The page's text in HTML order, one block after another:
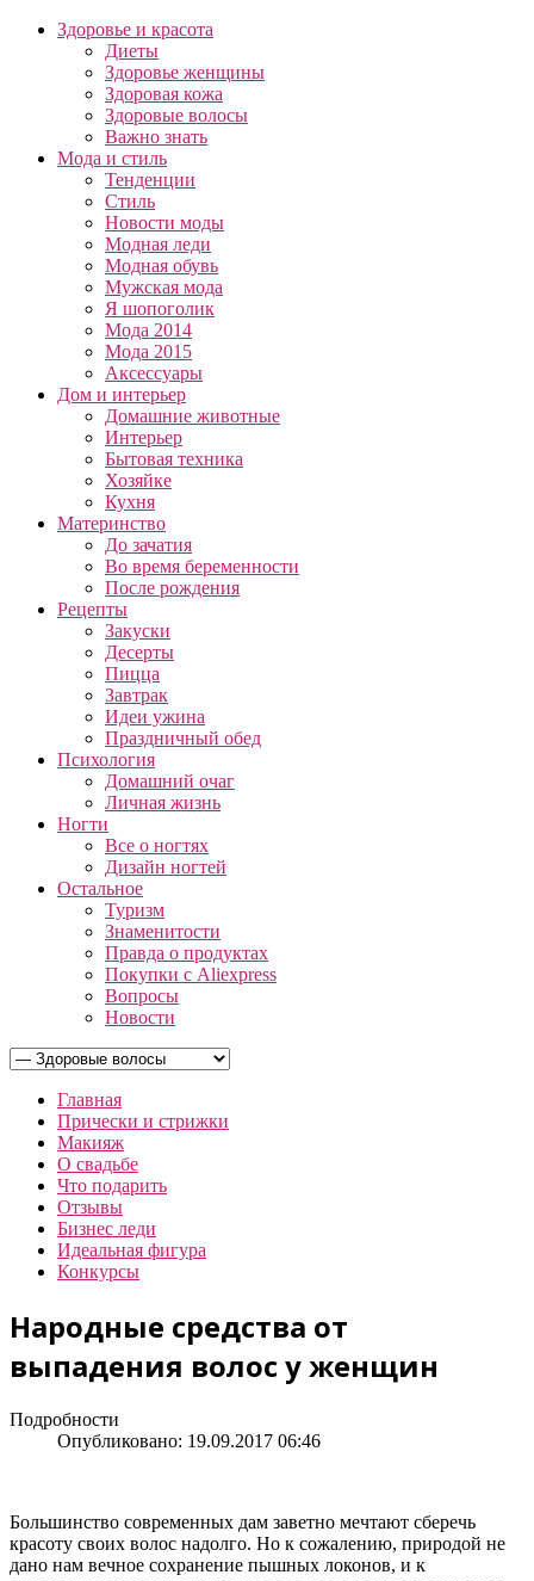
Здоровье и красота
Диеты
Здоровье женщины
Здоровая кожа
Здоровые волосы
Важно знать
Мода и стиль
Тенденции
Стиль
Новости моды
Модная леди
Модная обувь
Мужская мода
Я шопоголик
Мода 2014
Мода 2015
Аксессуары
Дом и интерьер
Домашние животные
Интерьер
Бытовая техника
Хозяйке
Кухня
Материнство
До зачатия
Во время беременности
После рождения
Рецепты
Закуски
Десерты
Пицца
Завтрак
Идеи ужина
Праздничный обед
Психология
Домашний очаг
Личная жизнь
Ногти
Все о ногтях
Дизайн ногтей
Остальное
Туризм
Знаменитости
Правда о продуктах
Покупки с Aliexpress
Вопросы
Новости
Главная
Прически и стрижки
Макияж
О свадьбе
Что подарить
Отзывы
Бизнес леди
Идеальная фигура
Конкурсы
Народные средства от
выпадения волос у женщин
Подробности
Опубликовано: 19.09.2017 06:46
Большинство современных дам заветно мечтают сберечь
красоту своих волос надолго. Но к сожалению, природой не
дано нам вечное сохранение пышных локонов, и к